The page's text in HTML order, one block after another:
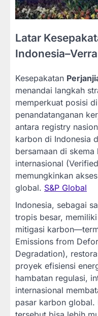
Latar
Kesepakatan
menandai langkah
memperkuat posisi
penandatanganan
antara registry
karbon di Indonesia
bersamaan di
internasional
memungkinkan
global. S&P Global
Indonesia, sebagai
tropis besar,
mitigasi
Emissions from
Degradation),
proyek efisiensi
hambatan regulasi,
internasional
pasar karbon global.